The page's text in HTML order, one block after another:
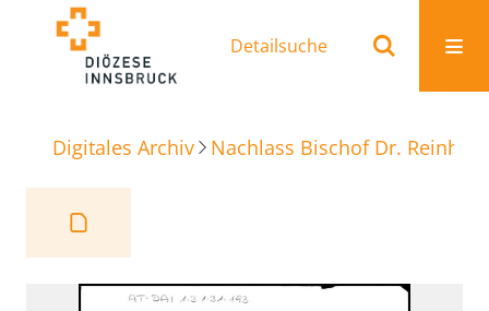
Detailsuche
Digitales Archiv Nachlass Bischof Dr.